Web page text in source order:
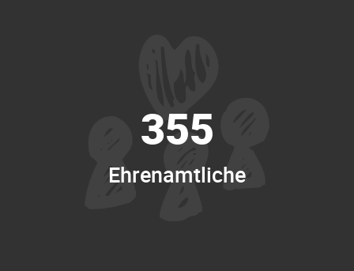
355
Ehrenamtliche